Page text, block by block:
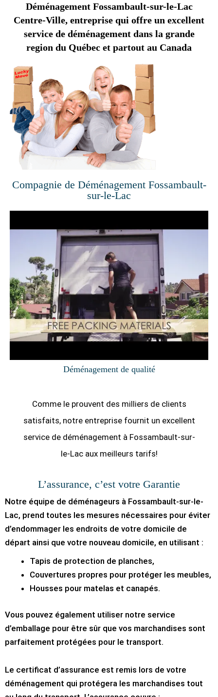
Déménagement Fossambault-sur-le-Lac
Centre-Ville, entreprise qui offre un excellent
service de déménagement dans la grande
region du Québec et partout au Canada
Compagnie de Déménagement Fossambault-
sur-le-Lac
Déménagement de qualité
Comme le prouvent des milliers de clients
satisfaits, notre entreprise fournit un excellent
service de déménagement à Fossambault-sur-
le-Lac aux meilleurs tarifs!
L’assurance, c’est votre Garantie
Notre équipe de déménageurs à Fossambault-sur-le-
Lac, prend toutes les mesures nécessaires pour éviter
d’endommager les endroits de votre domicile de
départ ainsi que votre nouveau domicile, en utilisant :
Tapis de protection de planches,
Couvertures propres pour protéger les meubles,
Housses pour matelas et canapés.
Vous pouvez également utiliser notre service
d’emballage pour être sûr que vos marchandises sont
parfaitement protégées pour le transport.
Le certificat d’assurance est remis lors de votre
déménagement qui protégera les marchandises tout